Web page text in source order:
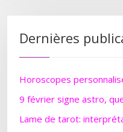
Dernières
Horoscopes
9 février signe astro,
Lame de tarot: